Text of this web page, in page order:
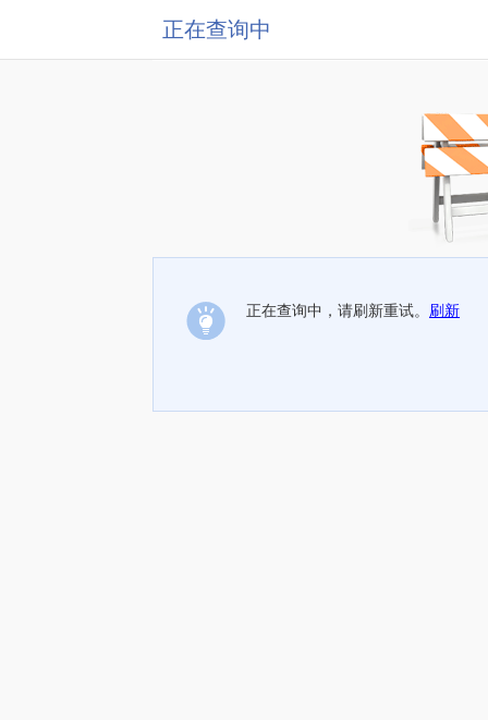
正在查询中
正在查询中，请刷新重试。 刷新